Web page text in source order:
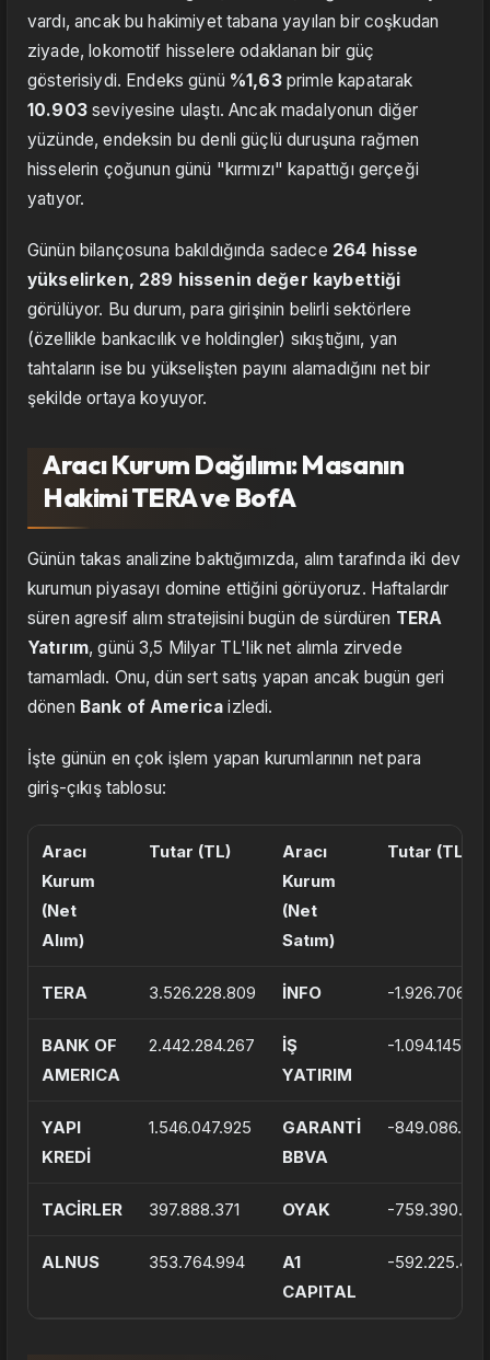
vardı, ancak bu hakimiyet tabana yayılan bir coşkudan
ziyade, lokomotif hisselere odaklanan bir güç
gösterisiydi. Endeks günü %1,63primle kapatarak
10.903seviyesine ulaştı. Ancak madalyonun diğer
yüzünde, endeksin bu denli güçlü duruşuna rağmen
hisselerin çoğunun günü "kırmızı" kapattığı gerçeği
yatıyor.
Günün bilançosuna bakıldığında sadece 264 hisse
yükselirken, 289 hissenin değer kaybettiği
görülüyor. Bu durum, para girişinin belirli sektörlere
(özellikle bankacılık ve holdingler) sıkıştığını, yan
tahtaların ise bu yükselişten payını alamadığını net bir
şekilde ortaya koyuyor.
Aracı Kurum Dağılımı: Masanın
Hakimi TERA ve BofA
Günün takas analizine baktığımızda, alım tarafında iki dev
kurumun piyasayı domine ettiğini görüyoruz. Haftalardır
süren agresif alım stratejisini bugün de sürdüren TERA
Yatırım, günü 3,5 Milyar TL'lik net alımla zirvede
tamamladı. Onu, dün sert satış yapan ancak bugün geri
dönen Bank of America izledi.
İşte günün en çok işlem yapan kurumlarının net para
giriş-çıkış tablosu:
Aracı
Kurum
(Net
Alım)
Tutar (TL)
Aracı
Kurum
(Net
Satım)
Tutar (TL)
TERA 3.526.228.809 İNFO -
BANK OF
AMERICA
2.442.284.267
İŞ
YATIRIM
-
YAPI
KREDİ
1.546.047.925
GARANTİ
BBVA
-849.086.827
TACİRLER 397.888.371 OYAK -759.390.091
ALNUS 353.764.994
A1
CAPITAL
-592.225.456